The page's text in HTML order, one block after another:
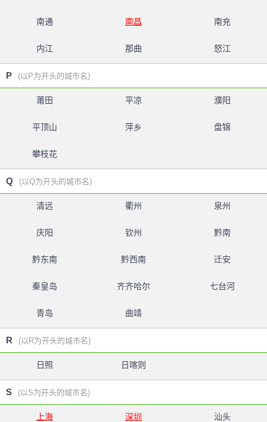
南通 南昌 南充
内江 那曲 怒江
P (以P为开头的城市名)
莆田 平凉 濮阳
平顶山 萍乡 盘锦
攀枝花
Q (以Q为开头的城市名)
清远 衢州 泉州
庆阳 钦州 黔南
黔东南 黔西南 迁安
秦皇岛 齐齐哈尔 七台河
青岛 曲靖
R (以R为开头的城市名)
日照 日喀则
S (以S为开头的城市名)
上海 深圳 汕头